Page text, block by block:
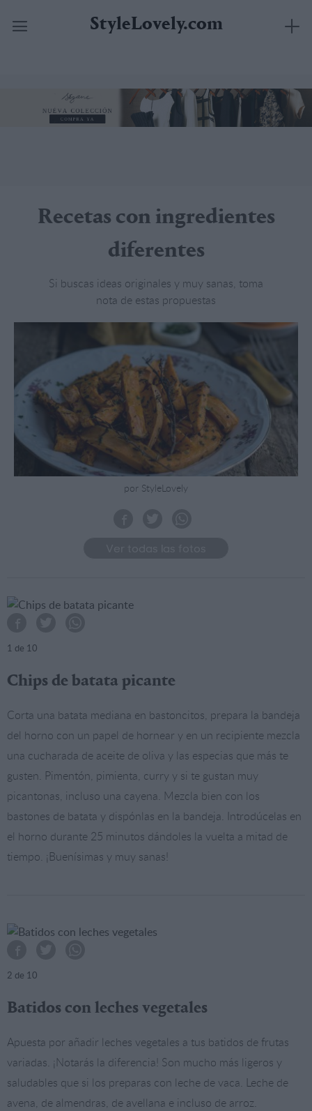
contenido
StyleLovely.com
Recetas con ingredientes
diferentes
Si buscas ideas originales y muy sanas, toma
nota de estas propuestas
por StyleLovely
1 de 10
Chips de batata picante
Corta una batata mediana en bastoncitos, prepara la bandeja
del horno con un papel de hornear y en un recipiente mezcla
una cucharada de aceite de oliva y las especias que más te
gusten. Pimentón, pimienta, curry y si te gustan muy
picantonas, incluso una cayena. Mezcla bien con los
bastones de batata y dispónlas en la bandeja. Introdúcelas en
el horno durante 25 minutos dándoles la vuelta a mitad de
tiempo. ¡Buenísimas y muy sanas!
2 de 10
Batidos con leches vegetales
Apuesta por añadir leches vegetales a tus batidos de frutas
variadas. ¡Notarás la diferencia! Son mucho más ligeros y
saludables que si los preparas con leche de vaca. Leche de
avena, de almendras, de avellana e incluso de arroz.